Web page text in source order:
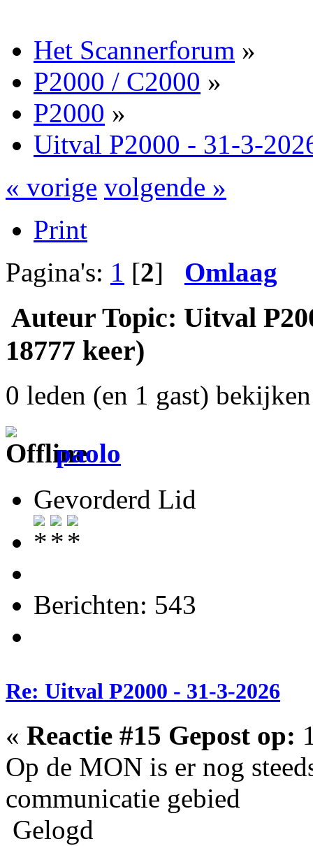
Het Scannerforum »
P2000 / C2000 »
P2000 »
Uitval P2000 - 31-3-
« vorige volgende »
Print
Pagina's: 1 [2] Omlaag
Auteur Topic: Uitval
18777 keer)
0 leden (en 1 gast)
paolo
Gevorderd Lid
Berichten: 543
Re: Uitval P2000 - 31-3-2026
« Reactie #15 Gepost op:
Op de MON is er nog
communicatie gebied
Gelogd